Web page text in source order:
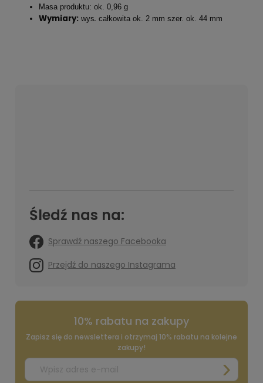
Masa produktu: ok. 0,96 g
Wymiary: wys. całkowita ok. 2 mm szer. ok. 44 mm
Śledź nas na:
Sprawdź naszego Facebooka
Przejdź do naszego Instagrama
10% rabatu na zakupy
Zapisz się do newslettera i otrzymaj 10% rabatu na kolejne
zakupy!